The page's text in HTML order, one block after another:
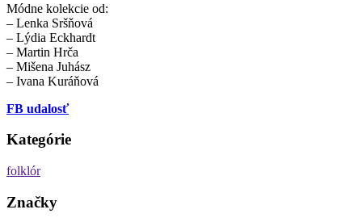
Módne kolekcie od:
– Lenka Sršňová
– Lýdia Eckhardt
– Martin Hrča
– Mišena Juhász
– Ivana Kuráňová
FB udalosť
Kategórie
folklór
Značky